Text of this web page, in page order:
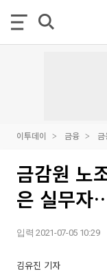
이투데이 금융
금감원 노
은 실무자
입력 2021-07-05 10:29
김유진 기자